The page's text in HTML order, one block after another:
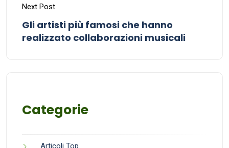
Next Post
Gli artisti più famosi che hanno
realizzato collaborazioni musicali
Categorie
Articoli Top